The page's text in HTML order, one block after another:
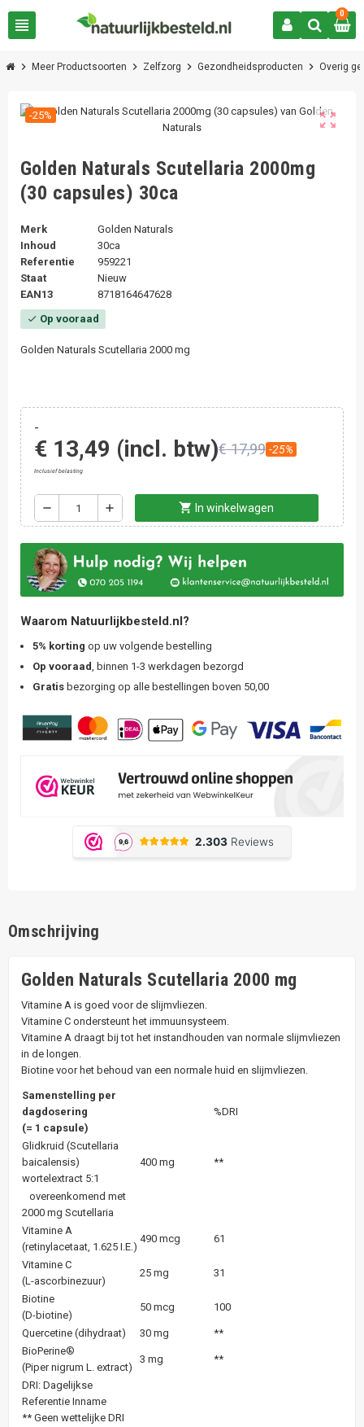
view_headline
0
chevron_right Meer Productsoorten chevron_right Zelfzorg chevron_right Gezondheidsproducten chevron_right Overig
zoom_out_map
-25%
Golden Naturals Scutellaria 2000mg
(30 capsules) 30ca
Merk
Golden Naturals
Inhoud
30ca
Referentie
959221
Staat
Nieuw
EAN13
8718164647628
check Op vooraad
Golden Naturals Scutellaria 2000 mg
-
€ 13,49 (incl. btw)€ 17,99 -25%
Inclusief belasting
remove add shopping_cart In winkelwagen
Waarom Natuurlijkbesteld.nl?
5% korting op uw volgende bestelling
Op vooraad, binnen 1-3 werkdagen bezorgd
Gratis bezorging op alle bestellingen boven 50,00
Omschrijving
Golden Naturals Scutellaria 2000 mg
Vitamine A is goed voor de slijmvliezen.
Vitamine C ondersteunt het immuunsysteem.
Vitamine A draagt bij tot het instandhouden van normale slijmvliezen
in de longen.
Biotine voor het behoud van een normale huid en slijmvliezen.
Samenstelling per
dagdosering
(= 1 capsule)
%DRI
Glidkruid (Scutellaria
baicalensis)
wortelextract 5:1
400 mg **
overeenkomend met
2000 mg Scutellaria
Vitamine A
(retinylacetaat, 1.625 I.E.)
490 mcg 61
Vitamine C
(L-ascorbinezuur)
25 mg 31
Biotine
(D-biotine)
50 mcg 100
Quercetine (dihydraat) 30 mg
**
BioPerine®
(Piper nigrum L. extract)
3 mg **
DRI: Dagelijkse
Referentie Inname
** Geen wettelijke DRI